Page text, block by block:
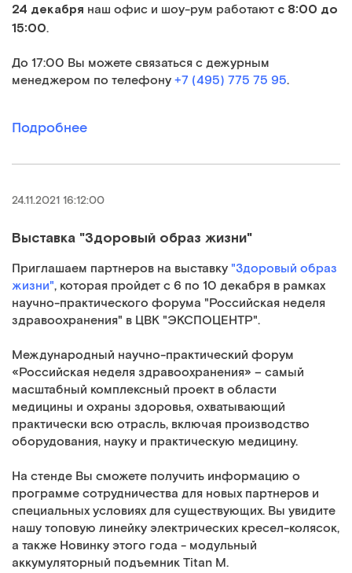
24 декабря наш офис и шоу-рум работают с 8:00 до
15:00.
До 17:00 Вы можете связаться с дежурным
менеджером по телефону+7 (495) 775 75 95.
Подробнее
24.11.2021 16:12:00
Выставка "Здоровый образ жизни"
Приглашаем партнеров на выставку "Здоровый образ
жизни", которая пройдет с 6 по 10 декабря в рамках
научно-практического форума "Российская неделя
здравоохранения" в ЦВК "ЭКСПОЦЕНТР".
Международный научно-практический форум
«Российская неделя здравоохранения» – самый
масштабный комплексный проект в области
медицины и охраны здоровья, охватывающий
практически всю отрасль, включая производство
оборудования, науку и практическую медицину.
На стенде Вы сможете получить информацию о
программе сотрудничества для новых партнеров и
специальных условиях для существующих. Вы увидите
нашу топовую линейку электрических кресел-колясок,
а также Новинку этого года - модульный
аккумуляторный подъемник Titan M.